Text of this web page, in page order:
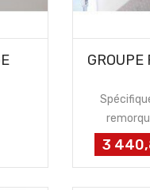
GROUPE
Prix
3